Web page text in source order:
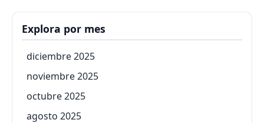
Explora por mes
diciembre 2025
noviembre 2025
octubre 2025
agosto 2025